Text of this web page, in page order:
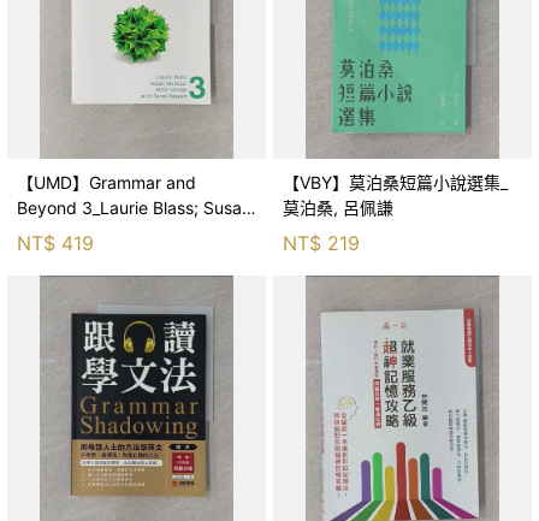
【UMD】Grammar and
Beyond 3_Laurie Blass; Susan
Iannuzzi; Alice Savag
NT$ 419
【VBY】莫泊桑短篇小說選集_
莫泊桑, 呂佩謙
NT$ 219